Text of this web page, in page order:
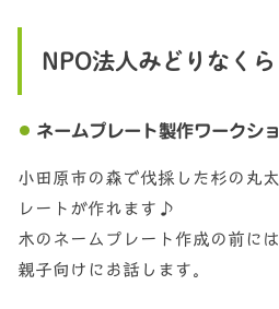
NPO法人みどりなくら
ネームプレート製作ワークシ
小田原市の森で伐採した杉の丸
レートが作れます♪
木のネームプレート作成の前に
親子向けにお話します。